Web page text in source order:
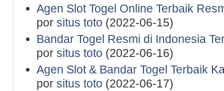
Agen Slot Togel Online Terbaik
por situs toto (2022-06-15)
Bandar Togel Resmi di Indonesia
por situs toto (2022-06-16)
Agen Slot & Bandar Togel Terbaik
por situs toto (2022-06-17)